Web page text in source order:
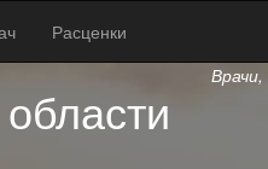
Расценки